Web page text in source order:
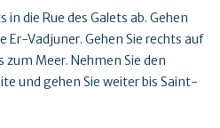
die Rue des Galets ab. Gehen
Er-Vadjuner. Gehen Sie rechts auf
zum Meer. Nehmen Sie den
und gehen Sie weiter bis Saint-